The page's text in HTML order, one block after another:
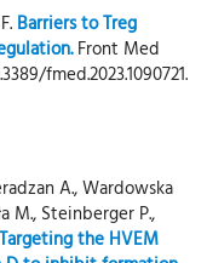
Barriers to Treg
Front Med
fmed.2023.1090721.
A., Wardowska
M., Steinberger P.,
Targeting the HVEM